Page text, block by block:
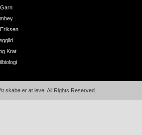
Krat
skabe er at leve. All Rights Reserved.